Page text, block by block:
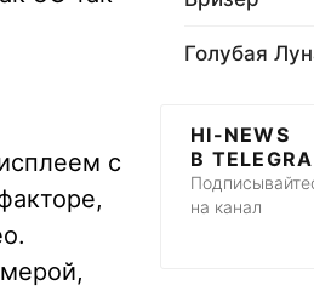
с
Голубая
HI-NEWS
В
на канал